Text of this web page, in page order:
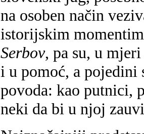
na osoben način
istorijskim
Serbov, pa su, u
i u pomoć, a
povoda: kao putnici,
neki da bi u njoj